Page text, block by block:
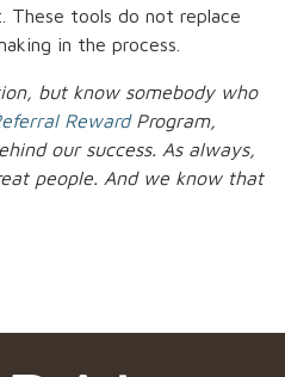
These tools do not replace
in the process.
but know somebody who
Reward Program,
our success. As always,
people. And we know that